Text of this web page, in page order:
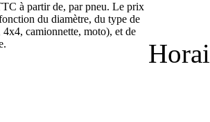
à partir de, par pneu. Le prix
du diamètre, du type de
camionnette, moto), et de